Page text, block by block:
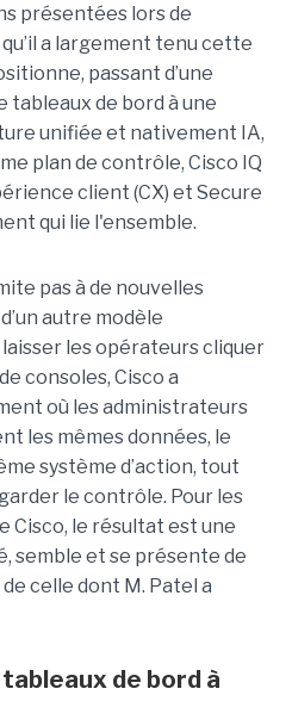
présentées lors de
a largement tenu cette
passant d’une
tableaux de bord à une
unifiée et nativement IA,
plan de contrôle, Cisco IQ
client (CX) et Secure
qui lie l'ensemble.
pas à de nouvelles
autre modèle
les opérateurs cliquer
consoles, Cisco a
où les administrateurs
les mêmes données, le
système d’action, tout
le contrôle. Pour les
Cisco, le résultat est une
semble et se présente de
celle dont M. Patel a
de bord à